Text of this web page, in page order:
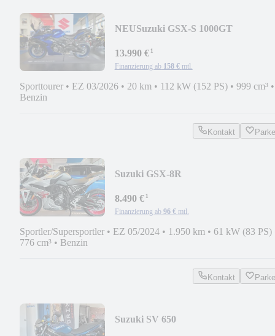
NEUSuzuki GSX-S 1000GT
13.990 €¹
Finanzierung ab 158 € mtl.
Sporttourer • EZ 03/2026 • 20 km • 112 kW (152 PS) • 999 cm³ •
Benzin
Kontakt
Suzuki GSX-8R
8.490 €¹
Finanzierung ab 96 € mtl.
Sportler/Supersportler • EZ 05/2024 • 1.950 km • 61 kW (83 PS)
776 cm³ • Benzin
Kontakt
Suzuki SV 650